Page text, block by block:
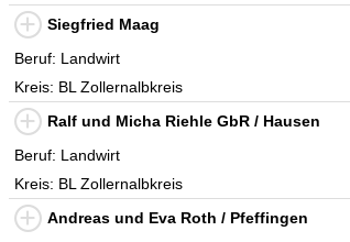
Siegfried Maag
Beruf: Landwirt
Kreis: BL Zollernalbkreis
Ralf und Micha Riehle GbR / Hausen
Beruf: Landwirt
Kreis: BL Zollernalbkreis
Andreas und Eva Roth / Pfeffingen